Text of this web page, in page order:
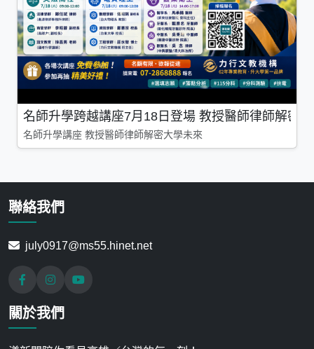
名師升學跨越講座7月18日登場 教授醫師律師解密
名師升學講座 教授醫師律師解密大學未來
聯絡我們
july0917@ms55.hinet.net
關於我們